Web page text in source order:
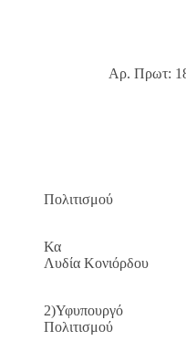
30/
Αρ. Πρωτ:
Προς:
Πολιτισμού
Κα
Λυδία Κονιόρδου
2)Υφυπουργό
Πολιτισμού